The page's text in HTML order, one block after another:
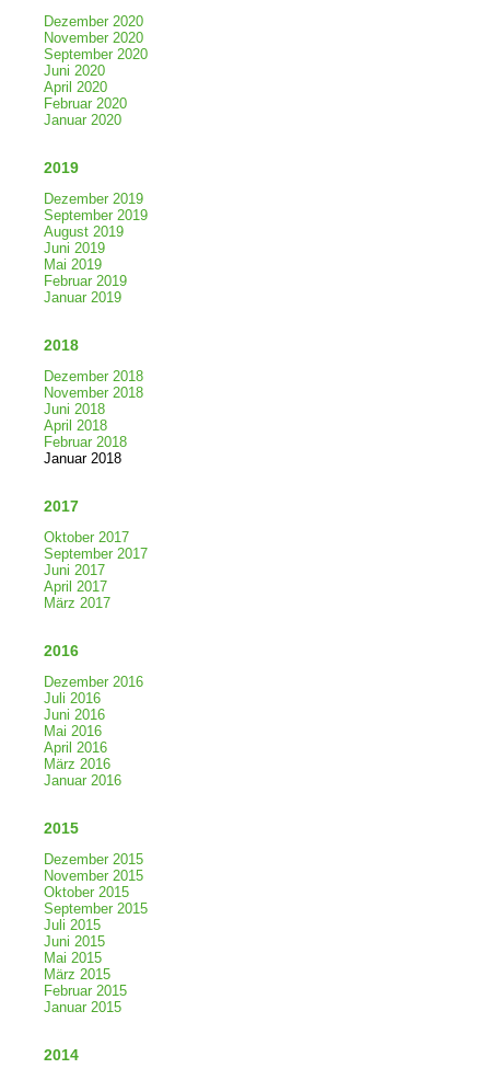
Dezember 2020
November 2020
September 2020
Juni 2020
April 2020
Februar 2020
Januar 2020
2019
Dezember 2019
September 2019
August 2019
Juni 2019
Mai 2019
Februar 2019
Januar 2019
2018
Dezember 2018
November 2018
Juni 2018
April 2018
Februar 2018
Januar 2018
2017
Oktober 2017
September 2017
Juni 2017
April 2017
März 2017
2016
Dezember 2016
Juli 2016
Juni 2016
Mai 2016
April 2016
März 2016
Januar 2016
2015
Dezember 2015
November 2015
Oktober 2015
September 2015
Juli 2015
Juni 2015
Mai 2015
März 2015
Februar 2015
Januar 2015
2014